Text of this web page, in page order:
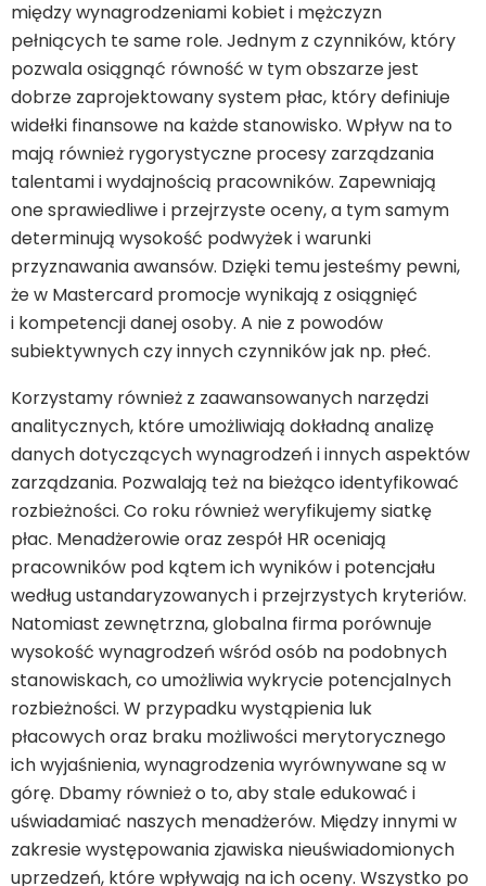
między wynagrodzeniami kobiet i mężczyzn
pełniących te same role. Jednym z czynników, który
pozwala osiągnąć równość w tym obszarze jest
dobrze zaprojektowany system płac, który definiuje
widełki finansowe na każde stanowisko. Wpływ na to
mają również rygorystyczne procesy zarządzania
talentami i wydajnością pracowników. Zapewniają
one sprawiedliwe i przejrzyste oceny, a tym samym
determinują wysokość podwyżek i warunki
przyznawania awansów. Dzięki temu jesteśmy pewni,
że w Mastercard promocje wynikają z osiągnięć
i kompetencji danej osoby. A nie z powodów
subiektywnych czy innych czynników jak np. płeć.
Korzystamy również z zaawansowanych narzędzi
analitycznych, które umożliwiają dokładną analizę
danych dotyczących wynagrodzeń i innych aspektów
zarządzania. Pozwalają też na bieżąco identyfikować
rozbieżności. Co roku również weryfikujemy siatkę
płac. Menadżerowie oraz zespół HR oceniają
pracowników pod kątem ich wyników i potencjału
według ustandaryzowanych i przejrzystych kryteriów.
Natomiast zewnętrzna, globalna firma porównuje
wysokość wynagrodzeń wśród osób na podobnych
stanowiskach, co umożliwia wykrycie potencjalnych
rozbieżności. W przypadku wystąpienia luk
płacowych oraz braku możliwości merytorycznego
ich wyjaśnienia, wynagrodzenia wyrównywane są w
górę. Dbamy również o to, aby stale edukować i
uświadamiać naszych menadżerów. Między innymi w
zakresie występowania zjawiska nieuświadomionych
uprzedzeń, które wpływają na ich oceny. Wszystko po